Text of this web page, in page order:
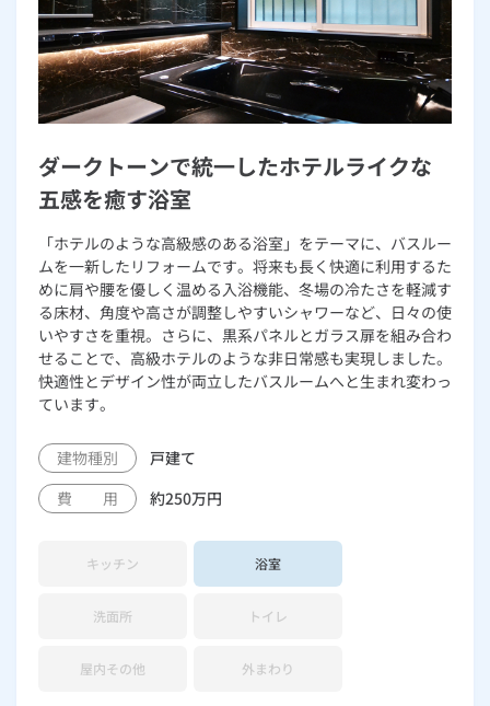
ダークトーンで統一したホテルライクな
五感を癒す浴室
「ホテルのような高級感のある浴室」をテーマに、バスルー
ムを一新したリフォームです。将来も長く快適に利用するた
めに肩や腰を優しく温める入浴機能、冬場の冷たさを軽減す
る床材、角度や高さが調整しやすいシャワーなど、日々の使
いやすさを重視。さらに、黒系パネルとガラス扉を組み合わ
せることで、高級ホテルのような非日常感も実現しました。
快適性とデザイン性が両立したバスルームへと生まれ変わっ
ています。
建物種別
戸建て
費 用
約250万円
キッチン 浴室
洗面所 トイレ
屋内その他 外まわり